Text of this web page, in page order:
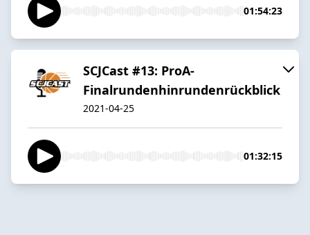
01:54:23
SCJCast #13: ProA-
Finalrundenhinrundenrückblick
2021-04-25
01:32:15